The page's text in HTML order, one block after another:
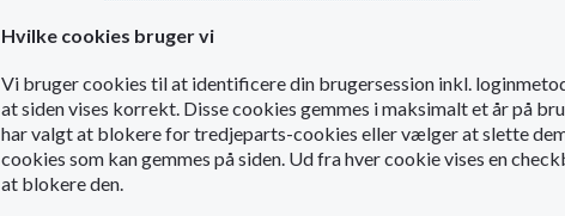
Hvilke cookies bruger vi
Vi bruger cookies til at identificere din brugersession inkl.
at siden vises korrekt. Disse cookies gemmes i maksimalt et år på
har valgt at blokere for tredjeparts-cookies eller vælger at slette
cookies som kan gemmes på siden. Ud fra hver cookie vises en
at blokere den.